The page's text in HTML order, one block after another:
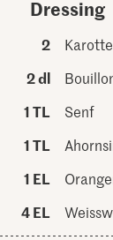
Dressing
2
2 dl
1 TL
Senf
1 TL
1 EL
4 EL